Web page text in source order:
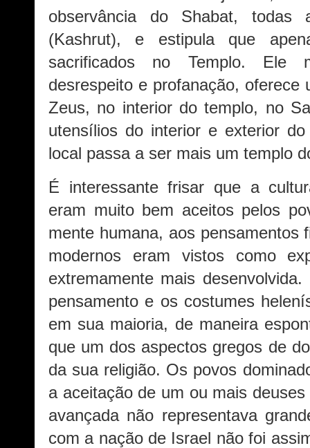
observância do Shabat, todas
(Kashrut), e estipula que
sacrificados no Templo. Ele
desrespeito e profanação,
Zeus, no interior do templo, no
utensílios do interior e exterior
local passa a ser mais um templo
É interessante frisar que a
eram muito bem aceitos pelos
mente humana, aos pensamentos
modernos eram vistos como
extremamente mais
pensamento e os costumes
em sua maioria, de maneira
que um dos aspectos gregos de
da sua religião. Os povos
a aceitação de um ou mais
avançada não representava
com a nação de Israel não foi